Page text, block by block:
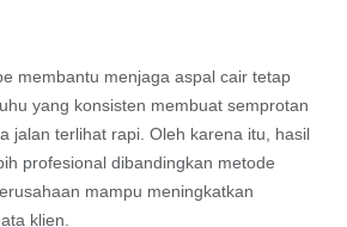
membantu menjaga aspal cair tetap
yang konsisten membuat semprotan
jalan terlihat rapi. Oleh karena itu, hasil
profesional dibandingkan metode
mampu meningkatkan
klien.